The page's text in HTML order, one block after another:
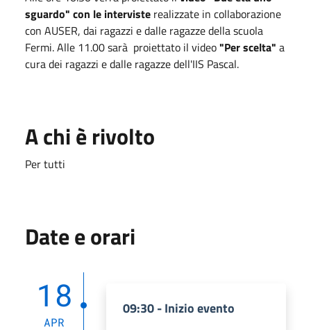
sguardo" con le interviste realizzate in collaborazione
con AUSER, dai ragazzi e dalle ragazze della scuola
Fermi. Alle 11.00 sarà proiettato il video"Per scelta" a
cura dei ragazzi e dalle ragazze dell'IIS Pascal.
A chi è rivolto
Per tutti
Date e orari
18
APR
09:30 - Inizio evento